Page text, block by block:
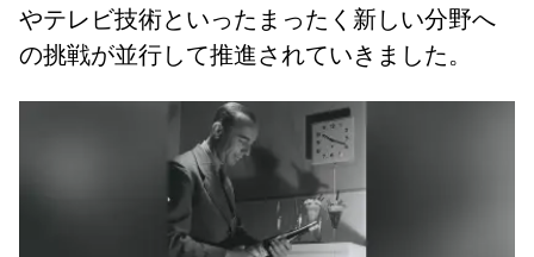
やテレビ技術といったまったく新しい分野へ
の挑戦が並行して推進されていきました。